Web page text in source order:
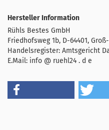
Hersteller Information
Rühls Bestes GmbH
Friedhofsweg 1b, D-64401,
Handelsregister: Amtsgericht
E.Mail: info @ ruehl24 . d e